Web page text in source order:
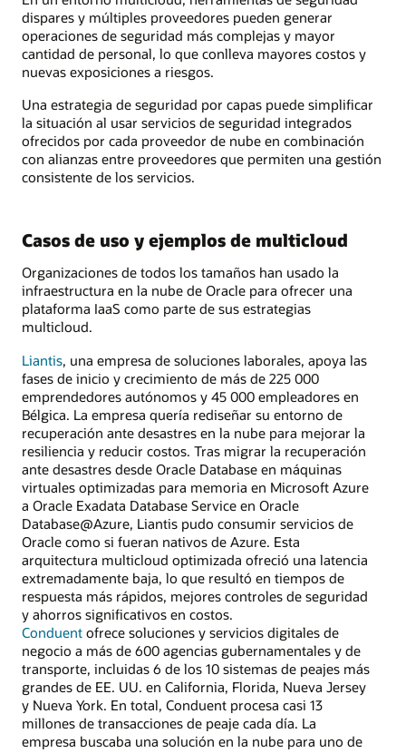
dispares y múltiples proveedores pueden generar
operaciones de seguridad más complejas y mayor
cantidad de personal, lo que conlleva mayores costos y
nuevas exposiciones a riesgos.
Una estrategia de seguridad por capas puede simplificar
la situación al usar servicios de seguridad integrados
ofrecidos por cada proveedor de nube en combinación
con alianzas entre proveedores que permiten una gestión
consistente de los servicios.
Casos de uso y ejemplos de multicloud
Organizaciones de todos los tamaños han usado la
infraestructura en la nube de Oracle para ofrecer una
plataforma IaaS como parte de sus estrategias
multicloud.
Liantis, una empresa de soluciones laborales, apoya las
fases de inicio y crecimiento de más de 225 000
emprendedores autónomos y 45 000 empleadores en
Bélgica. La empresa quería rediseñar su entorno de
recuperación ante desastres en la nube para mejorar la
resiliencia y reducir costos. Tras migrar la recuperación
ante desastres desde Oracle Database en máquinas
virtuales optimizadas para memoria en Microsoft Azure
a Oracle Exadata Database Service en Oracle
Database@Azure, Liantis pudo consumir servicios de
Oracle como si fueran nativos de Azure. Esta
arquitectura multicloud optimizada ofreció una latencia
extremadamente baja, lo que resultó en tiempos de
respuesta más rápidos, mejores controles de seguridad
y ahorros significativos en costos.
Conduent ofrece soluciones y servicios digitales de
negocio a más de 600 agencias gubernamentales y de
transporte, incluidas 6 de los 10 sistemas de peajes más
grandes de EE. UU. en California, Florida, Nueva Jersey
y Nueva York. En total, Conduent procesa casi 13
millones de transacciones de peaje cada día. La
empresa buscaba una solución en la nube para uno de